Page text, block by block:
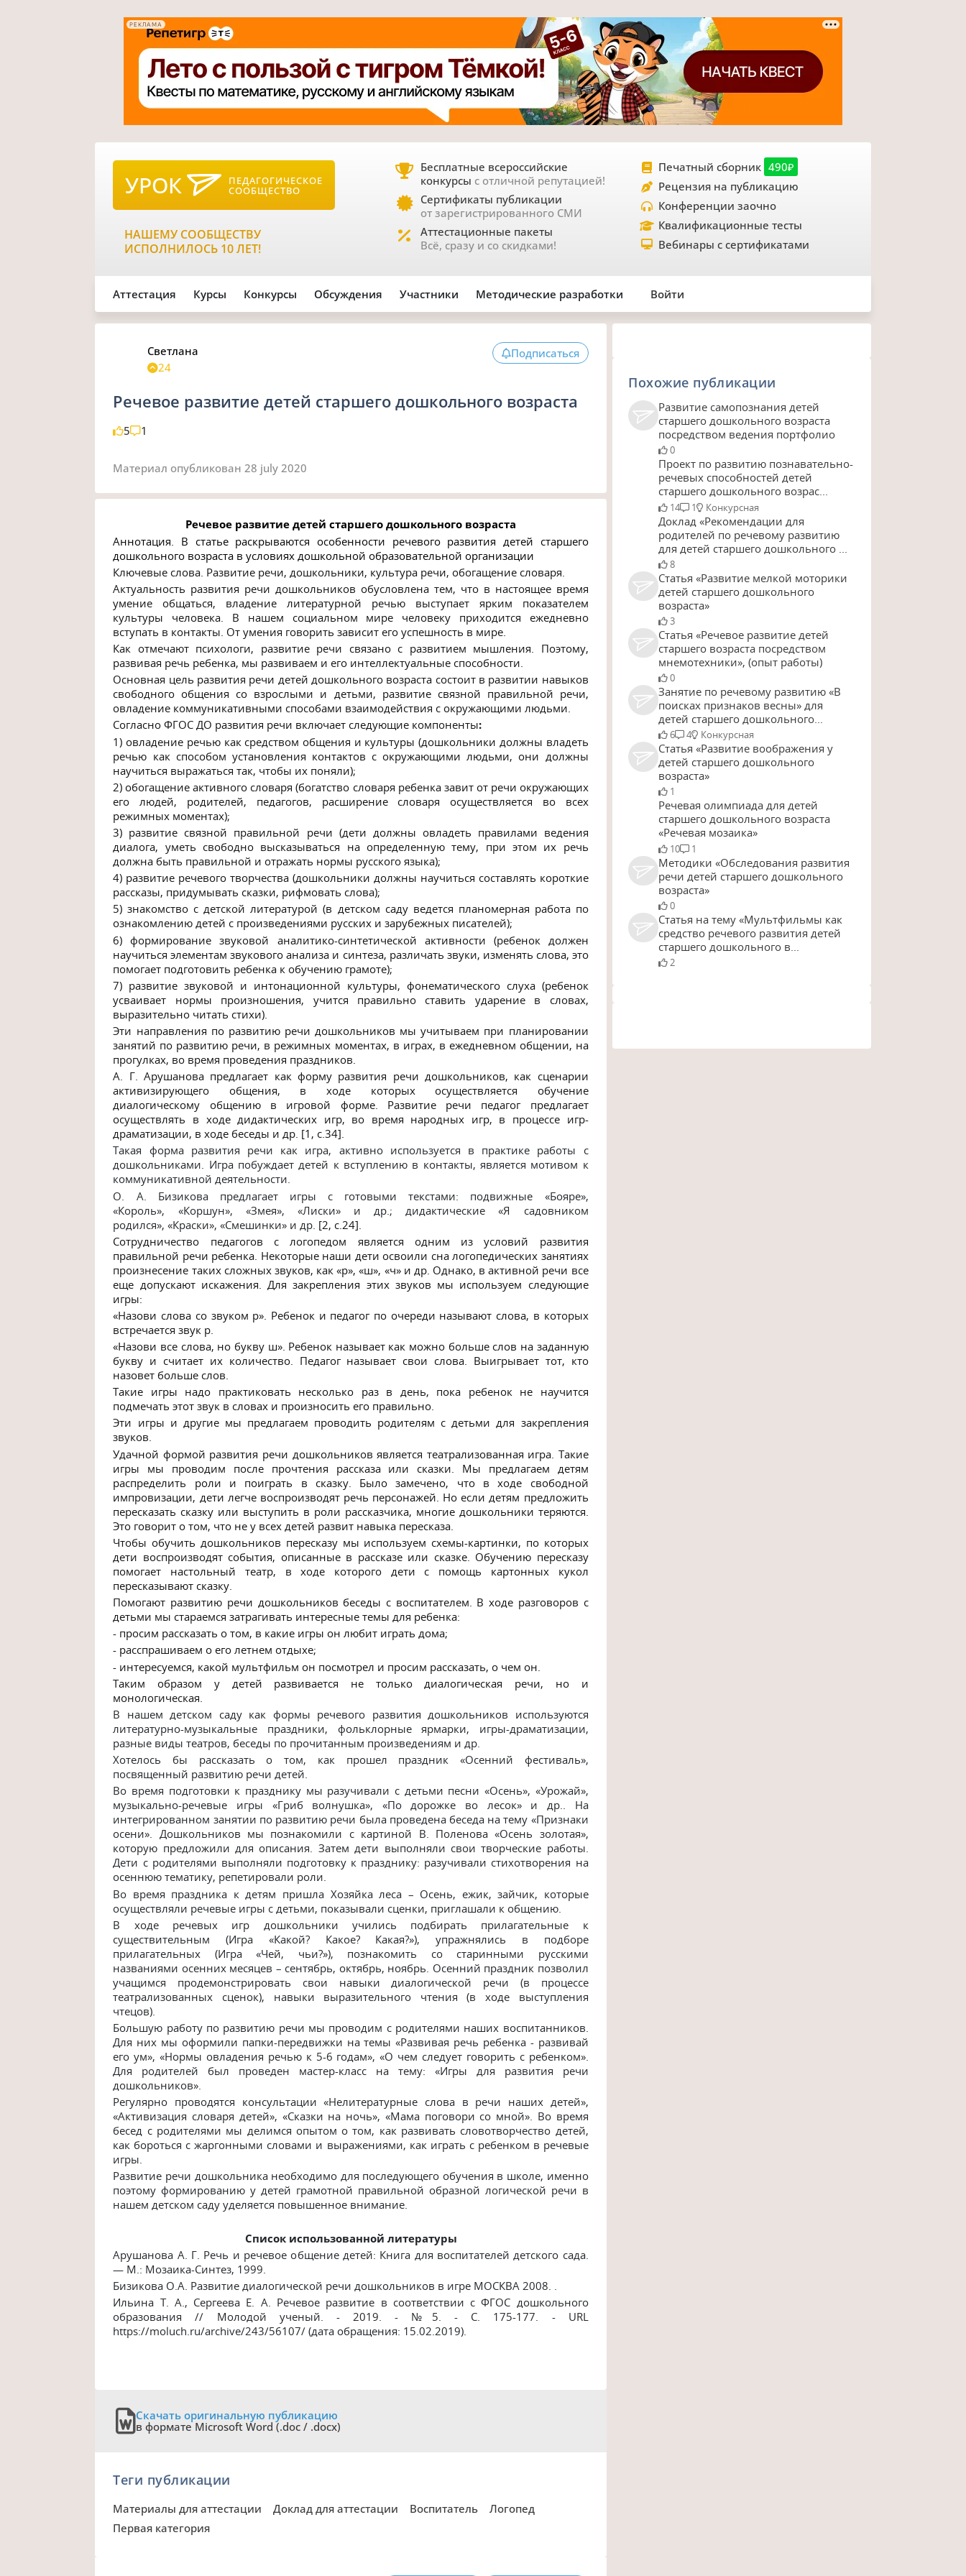
РЕКЛАМА
УРОК ПЕДАГОГИЧЕСКОЕ
СООБЩЕСТВО
НАШЕМУ СООБЩЕСТВУ
ИСПОЛНИЛОСЬ 10 ЛЕТ!
Бесплатные всероссийские
конкурсы с отличной репутацией!
Сертификаты публикации
от зарегистрированного СМИ
Аттестационные пакеты
Всё, сразу и со скидками!
Печатный сборник 490₽
Рецензия на публикацию
Конференции заочно
Квалификационные тесты
Вебинары с сертификатами
Аттестация Курсы Конкурсы Обсуждения Участники Методические разработки Войти
Светлана
24
Подписаться
Речевое развитие детей старшего дошкольного возраста
5 1
Материал опубликован 28 july 2020
Речевое развитие детей старшего дошкольного возраста
Аннотация. В статье раскрываются особенности речевого развития детей старшего
дошкольного возраста в условиях дошкольной образовательной организации
Ключевые слова. Развитие речи, дошкольники, культура речи, обогащение словаря.
Актуальность развития речи дошкольников обусловлена тем, что в настоящее время
умение общаться, владение литературной речью выступает ярким показателем
культуры человека. В нашем социальном мире человеку приходится ежедневно
вступать в контакты. От умения говорить зависит его успешность в мире.
Как отмечают психологи, развитие речи связано с развитием мышления. Поэтому,
развивая речь ребенка, мы развиваем и его интеллектуальные способности.
Основная цель развития речи детей дошкольного возраста состоит в развитии навыков
свободного общения со взрослыми и детьми, развитие связной правильной речи,
овладение коммуникативными способами взаимодействия с окружающими людьми.
СогласноФГОС ДО развития речи включает следующие компоненты:
1) овладение речью как средством общения и культуры (дошкольники должны владеть
речью как способом установления контактов с окружающими людьми, они должны
научиться выражаться так, чтобы их поняли);
2) обогащение активного словаря (богатство словаря ребенка завит от речи окружающих
его людей, родителей, педагогов, расширение словаря осуществляется во всех
режимных моментах);
3) развитие связной правильной речи (дети должны овладеть правилами ведения
диалога, уметь свободно высказываться на определенную тему, при этом их речь
должна быть правильной и отражать нормы русского языка);
4) развитие речевого творчества (дошкольники должны научиться составлять короткие
рассказы, придумывать сказки, рифмовать слова);
5) знакомство с детской литературой (в детском саду ведется планомерная работа по
ознакомлению детей с произведениями русских и зарубежных писателей);
6) формирование звуковой аналитико-синтетической активности (ребенок должен
научиться элементам звукового анализа и синтеза, различать звуки, изменять слова, это
помогает подготовить ребенка к обучению грамоте);
7) развитие звуковой и интонационной культуры, фонематического слуха (ребенок
усваивает нормы произношения, учится правильно ставить ударение в словах,
выразительно читать стихи).
Эти направления по развитию речи дошкольников мы учитываем при планировании
занятий по развитию речи, в режимных моментах, в играх, в ежедневном общении, на
прогулках, во время проведения праздников.
А. Г. Арушанова предлагает как форму развития речи дошкольников, как сценарии
активизирующего общения, в ходе которых осуществляется обучение
диалогическому общению в игровой форме. Развитие речи педагог предлагает
осуществлять в ходе дидактических игр, во время народных игр, в процессе игр-
драматизации, в ходе беседы и др. [1, c.34].
Такая форма развития речи как игра, активно используется в практике работы с
дошкольниками. Игра побуждает детей к вступлению в контакты, является мотивом к
коммуникативной деятельности.
О. А. Бизикова предлагает игры с готовымитекстами: подвижные «Бояре»,
«Король», «Коршун», «Змея», «Лиски»и др.; дидактические«Я садовником
родился»,«Краски»,«Смешинки» и др. [2, c .24].
Сотрудничество педагогов с логопедом является одним из условий развития
правильной речи ребенка. Некоторые наши дети освоили сна логопедических занятиях
произнесение таких сложных звуков, как «р», «ш», «ч» и др. Однако, в активной речи все
еще допускают искажения. Для закрепления этих звуков мы используем следующие
игры:
«Назови слова со звуком р». Ребенок и педагог по очереди называют слова, в которых
встречается звук р.
«Назови все слова, но букву ш». Ребенок называет как можно больше слов на заданную
букву и считает их количество. Педагог называет свои слова. Выигрывает тот, кто
назовет больше слов.
Такие игры надо практиковать несколько раз в день, пока ребенок не научится
подмечать этот звук в словах и произносить его правильно.
Эти игры и другие мы предлагаем проводить родителям с детьми для закрепления
звуков.
Удачной формой развития речи дошкольников является театрализованная игра. Такие
игры мы проводим после прочтения рассказа или сказки. Мы предлагаем детям
распределить роли и поиграть в сказку. Было замечено, что в ходе свободной
импровизации, дети легче воспроизводят речь персонажей. Но если детям предложить
пересказать сказку или выступить в роли рассказчика, многие дошкольники теряются.
Это говорит о том, что не у всех детей развит навыка пересказа.
Чтобы обучить дошкольников пересказу мы используем схемы-картинки, по которых
дети воспроизводят события, описанные в рассказе или сказке. Обучению пересказу
помогает настольный театр, в ходе которого дети с помощь картонных кукол
пересказывают сказку.
Помогают развитию речи дошкольников беседы с воспитателем. В ходе разговоров с
детьми мы стараемся затрагивать интересные темы для ребенка:
- просим рассказать о том, в какие игры он любит играть дома;
- расспрашиваем о его летнем отдыхе;
- интересуемся, какой мультфильм он посмотрел и просим рассказать, о чем он.
Таким образом у детей развивается не только диалогическая речи, но и
монологическая.
В нашем детском саду как формы речевого развития дошкольников используются
литературно-музыкальные праздники, фольклорные ярмарки, игры-драматизации,
разные виды театров, беседы по прочитанным произведениям и др.
Хотелось бы рассказать о том, как прошел праздник «Осенний фестиваль»,
посвященный развитию речи детей.
Во время подготовки к празднику мы разучивали с детьми песни «Осень», «Урожай»,
музыкально-речевые игры «Гриб волнушка», «По дорожке во лесок» и др.. На
интегрированном занятии по развитию речи была проведена беседа на тему «Признаки
осени». Дошкольников мы познакомили с картиной В. Поленова «Осень золотая»,
которую предложили для описания. Затем дети выполняли свои творческие работы.
Дети с родителями выполняли подготовку к празднику: разучивали стихотворения на
осеннюю тематику, репетировали роли.
Во время праздника к детям пришла Хозяйка леса – Осень, ежик, зайчик, которые
осуществляли речевые игры с детьми, показывали сценки, приглашали к общению.
В ходе речевых игр дошкольники учились подбирать прилагательные к
существительным (Игра «Какой? Какое? Какая?»), упражнялись в подборе
прилагательных (Игра «Чей, чьи?»), познакомить со старинными русскими
названиями осенних месяцев – сентябрь, октябрь, ноябрь. Осенний праздник позволил
учащимся продемонстрировать свои навыки диалогической речи (в процессе
театрализованных сценок), навыки выразительного чтения (в ходе выступления
чтецов).
Большую работу по развитию речи мы проводим с родителями наших воспитанников.
Для них мы оформили папки-передвижки на темы «Развивая речь ребенка - развивай
его ум», «Нормы овладения речью к 5-6 годам», «О чем следует говорить с ребенком».
Для родителей был проведен мастер-класс на тему: «Игры для развития речи
дошкольников».
Регулярно проводятся консультации «Нелитературные слова в речи наших детей»,
«Активизация словаря детей», «Сказки на ночь», «Мама поговори со мной». Во время
бесед с родителями мы делимся опытом о том, как развивать словотворчество детей,
как бороться с жаргонными словами и выражениями, как играть с ребенком в речевые
игры.
Развитие речи дошкольника необходимо для последующего обучения в школе, именно
поэтому формированию у детей грамотной правильной образной логической речи в
нашем детском саду уделяется повышенное внимание.
Список использованной литературы
Арушанова А. Г. Речь и речевое общение детей: Книга для воспитателей детского сада.
— М.: Мозаика-Синтез, 1999.
Бизикова О.А. Развитие диалогической речи дошкольников в игре МОСКВА 2008. .
Ильина Т. А., Сергеева Е. А. Речевое развитие в соответствии с ФГОС дошкольного
образования // Молодой ученый. - 2019. - №5. - С. 175-177. - URL
https://moluch.ru/archive/243/56107/ (дата обращения: 15.02.2019).
Скачать оригинальную публикацию
в формате Microsoft Word (.doc / .docx)
Теги публикации
Материалы для аттестации Доклад для аттестации Воспитатель
Логопед
Первая категория
Похожие публикации
Развитие самопознания детей
старшего дошкольного возраста
посредством ведения портфолио
0
Проект по развитию познавательно-
речевых способностей детей
старшего дошкольного возрас...
14 1 Конкурсная
Доклад «Рекомендации для
родителей по речевому развитию
для детей старшего дошкольного ...
8
Статья «Развитие мелкой моторики
детей старшего дошкольного
возраста»
3
Статья «Речевое развитие детей
старшего возраста посредством
мнемотехники», (опыт работы)
0
Занятие по речевому развитию «В
поисках признаков весны» для
детей старшего дошкольного...
6 4 Конкурсная
Статья «Развитие воображения у
детей старшего дошкольного
возраста»
1
Речевая олимпиада для детей
старшего дошкольного возраста
«Речевая мозаика»
10 1
Методики «Обследования развития
речи детей старшего дошкольного
возраста»
0
Статья на тему «Мультфильмы как
средство речевого развития детей
старшего дошкольного в...
2